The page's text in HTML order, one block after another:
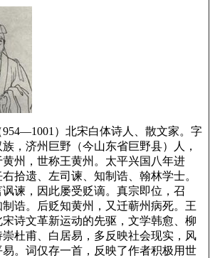
954—1001）北宋白体诗人、散文家。字
，济州巨野（今山东省巨野县）人，
黄州，世称王黄州。太平兴国八年进
拾遗、左司谏、知制诰、翰林学士。
谏，因此屡受贬谪。真宗即位，召
诰。后贬知黄州，又迁蕲州病死。王
诗文革新运动的先驱，文学韩愈、柳
崇杜甫、白居易，多反映社会现实，风
易。词仅存一首，反映了作者积极用世